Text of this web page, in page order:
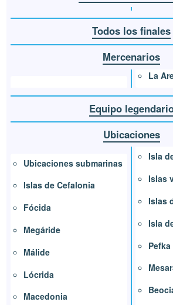
Todos los finales
Mercenarios
La
Equipo
Ubicaciones
Ubicaciones submarinas
Islas de Cefalonia
Fócida
Megáride
Málide
Lócrida
Macedonia
Isla
Islas
Islas
Isla
Pefka